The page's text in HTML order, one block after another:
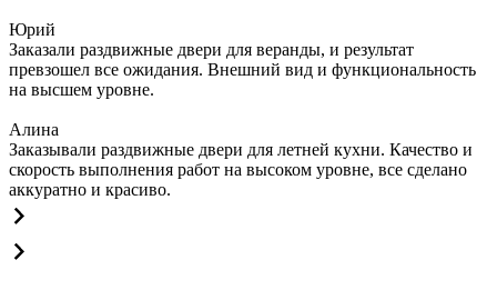
Юрий
Заказали раздвижные двери для веранды, и результат
превзошел все ожидания. Внешний вид и функциональность
на высшем уровне.
Алина
Заказывали раздвижные двери для летней кухни. Качество и
скорость выполнения работ на высоком уровне, все сделано
аккуратно и красиво.